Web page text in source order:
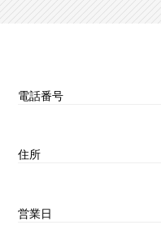
電話番号
住所
営業日